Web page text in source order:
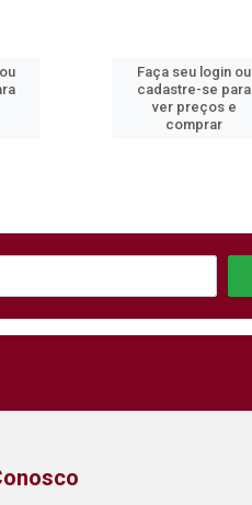
Faça seu login ou
cadastre-se para
ver preços e
comprar